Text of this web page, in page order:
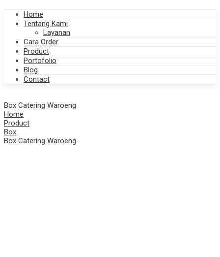
Home
Tentang Kami
Layanan
Cara Order
Product
Portofolio
Blog
Contact
Box Catering Waroeng
Home
Product
Box
Box Catering Waroeng